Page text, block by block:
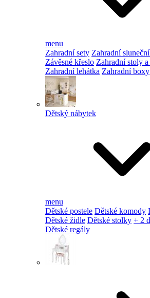
menu
Zahradní sety Zahradní
Závěsné křeslo Zahradní stoly
Zahradní lehátka Zahradní boxy
Dětský nábytek
menu
Dětské postele Dětské komody
Dětské židle Dětské stolky + 2
Dětské regály